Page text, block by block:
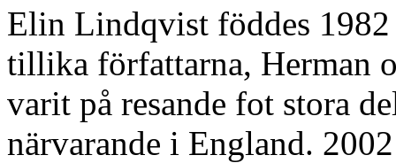
Elin Lindqvist föddes
tillika författarna, Herman
varit på resande fot stora
närvarande i England.